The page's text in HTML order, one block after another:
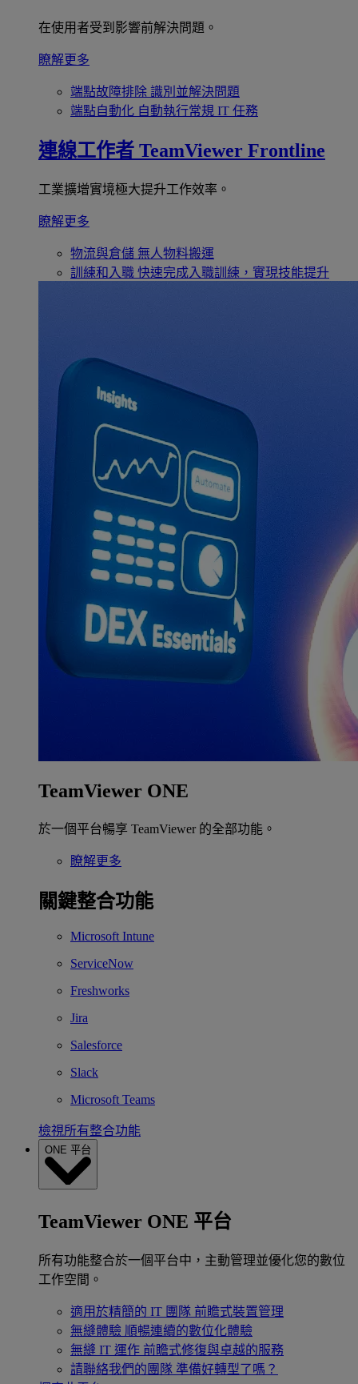
在使用者受到影響前解決問題。
瞭解更多
端點故障排除 識別並解決問題
端點自動化 自動執行常規 IT 任務
連線工作者 TeamViewer Frontline
工業擴增實境極大提升工作效率。
瞭解更多
物流與倉儲 無人物料搬運
訓練和入職 快速完成入職訓練，實現技能提升
TeamViewer ONE
於一個平台暢享 TeamViewer 的全部功能。
瞭解更多
關鍵整合功能
Microsoft Intune
ServiceNow
Freshworks
Jira
Salesforce
Slack
Microsoft Teams
檢視所有整合功能
ONE 平台
TeamViewer ONE 平台
所有功能整合於一個平台中，主動管理並優化您的數位
工作空間。
適用於精簡的 IT 團隊 前瞻式裝置管理
無縫體驗 順暢連續的數位化體驗
無縫 IT 運作 前瞻式修復與卓越的服務
請聯絡我們的團隊 準備好轉型了嗎？